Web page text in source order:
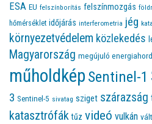
ESA EU felszínborítás felszínmozgás
hőmérséklet időjárás interferometria jég
környezetvédelem közlekedés
Magyarország megújuló
műholdkép Sentinel-1
3 Sentinel-5 sivatag sziget szárazság
katasztrófák tűz videó vulkán